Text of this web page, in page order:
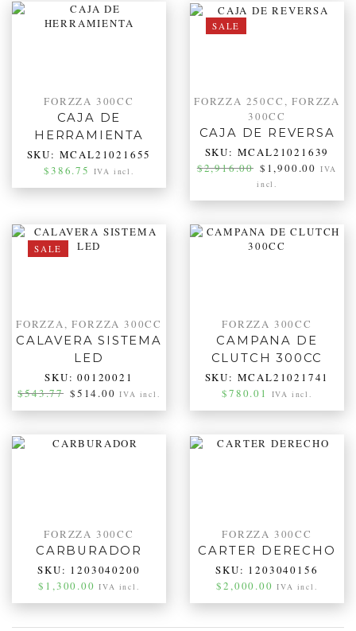
FORZZA 300CC
CAJA DE
HERRAMIENTA
SKU: MCAL21021655
$386.75 IVA incl.
SALE
FORZZA 250CC ,FORZZA
300CC
CAJA DE REVERSA
SKU: MCAL21021639
$2,916.00 $ 1,900.00 IVA
incl.
SALE
FORZZA,FORZZA 300CC
CALAVERA SISTEMA
LED
SKU:00120021
$543.77 $514.00 IVA incl.
FORZZA 300CC
CAMPANA DE
CLUTCH 300CC
SKU: MCAL21021741
$780.01 IVA incl.
FORZZA 300CC
CARBURADOR
SKU: 1203040200
$ 1,300.00 IVA incl.
FORZZA 300CC
CARTER DERECHO
SKU: 1203040156
$2,000.00 IVA incl.